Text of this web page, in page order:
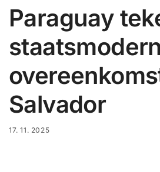
Paraguay
Salvador
17. 11. 2025